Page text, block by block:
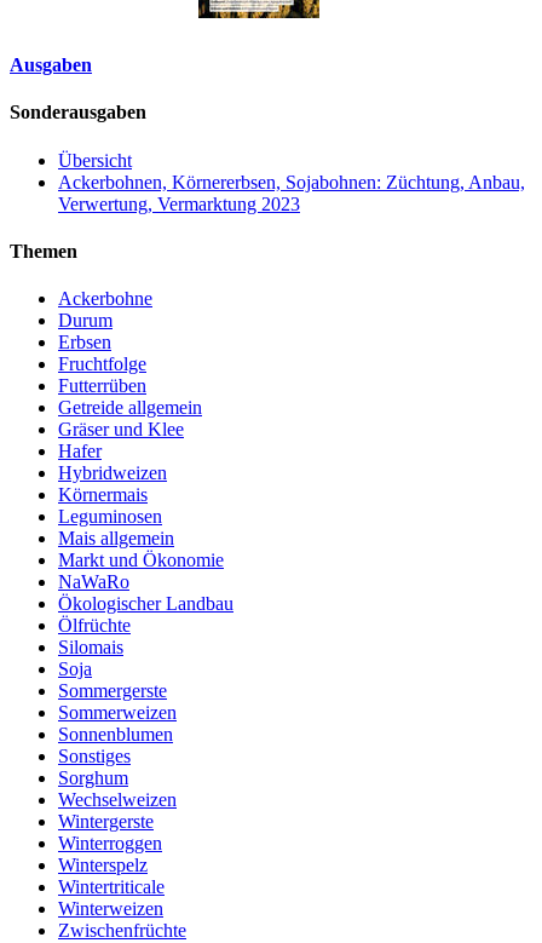
Ausgaben
Sonderausgaben
Übersicht
Ackerbohnen, Körnererbsen, Sojabohnen: Züchtung, Anbau,
Verwertung, Vermarktung 2023
Themen
Ackerbohne
Durum
Erbsen
Fruchtfolge
Futterrüben
Getreide allgemein
Gräser und Klee
Hafer
Hybridweizen
Körnermais
Leguminosen
Mais allgemein
Markt und Ökonomie
NaWaRo
Ökologischer Landbau
Ölfrüchte
Silomais
Soja
Sommergerste
Sommerweizen
Sonnenblumen
Sonstiges
Sorghum
Wechselweizen
Wintergerste
Winterroggen
Winterspelz
Wintertriticale
Winterweizen
Zwischenfrüchte